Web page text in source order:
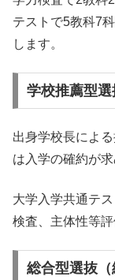
テストで5教科7
します。
学校推薦型選
出身学校長によ
は入学の確約が求
大学入学共通テ
検査、主体性等
総合型選抜